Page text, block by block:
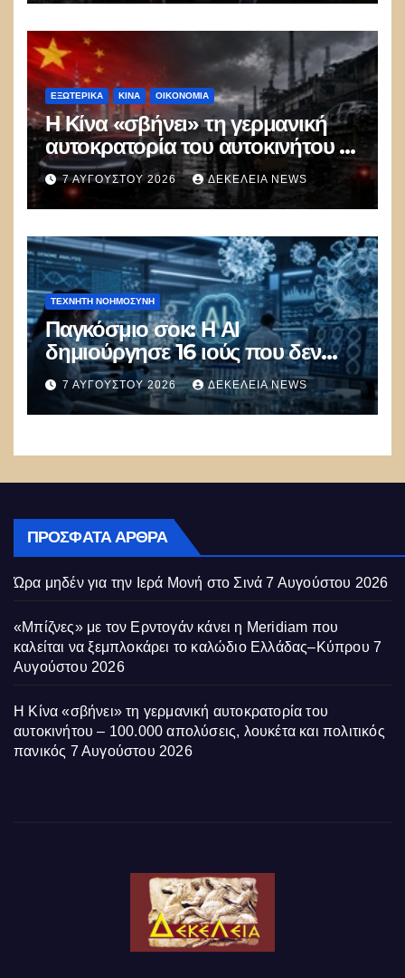
ΕΞΩΤΕΡΙΚΑ ΚΊΝΑ ΟΙΚΟΝΟΜΙΑ
Η Κίνα «σβήνει» τη γερμανική
αυτοκρατορία του αυτοκινήτου –
100.000 απολύσεις, λουκέτα και
πολιτικός πανικός
7 ΑΥΓΟΎΣΤΟΥ 2026 ΔΕΚΈΛΕΙΑ NEWS
ΤΕΧΝΗΤΉ ΝΟΗΜΟΣΎΝΗ
Παγκόσμιο σοκ: Η ΑΙ
δημιούργησε 16 ιούς που δεν
υπάρχουν στη φύση –
Συναγερμός: Ο εφιάλτης μόλις
άρχισε
7 ΑΥΓΟΎΣΤΟΥ 2026 ΔΕΚΈΛΕΙΑ NEWS
ΠΡΌΣΦΑΤΑ ΆΡΘΡΑ
Ώρα μηδέν για την Ιερά Μονή στο Σινά 7 Αυγούστου 2026
«Μπίζνες» με τον Ερντογάν κάνει η Meridiam που
καλείται να ξεμπλοκάρει το καλώδιο Ελλάδας–Κύπρου 7
Αυγούστου 2026
Η Κίνα «σβήνει» τη γερμανική αυτοκρατορία του
αυτοκινήτου – 100.000 απολύσεις, λουκέτα και πολιτικός
πανικός 7 Αυγούστου 2026